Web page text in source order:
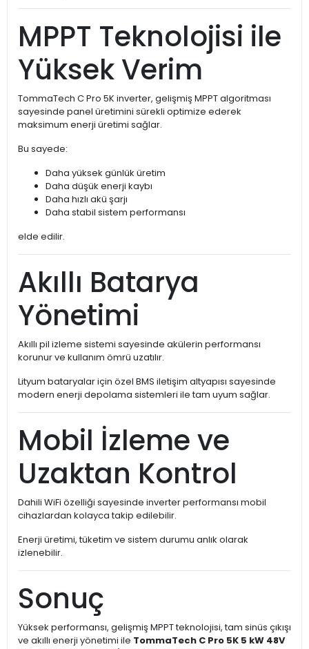
MPPT Teknolojisi ile
Yüksek Verim
TommaTech C Pro 5K inverter, gelişmiş MPPT algoritması
sayesinde panel üretimini sürekli optimize ederek
maksimum enerji üretimi sağlar.
Bu sayede:
Daha yüksek günlük üretim
Daha düşük enerji kaybı
Daha hızlı akü şarjı
Daha stabil sistem performansı
elde edilir.
Akıllı Batarya
Yönetimi
Akıllı pil izleme sistemi sayesinde akülerin performansı
korunur ve kullanım ömrü uzatılır.
Lityum bataryalar için özel BMS iletişim altyapısı sayesinde
modern enerji depolama sistemleri ile tam uyum sağlar.
Mobil İzleme ve
Uzaktan Kontrol
Dahili WiFi özelliği sayesinde inverter performansı mobil
cihazlardan kolayca takip edilebilir.
Enerji üretimi, tüketim ve sistem durumu anlık olarak
izlenebilir.
Sonuç
Yüksek performansı, gelişmiş MPPT teknolojisi, tam sinüs çıkışı
ve akıllı enerji yönetimi ile TommaTech C Pro 5K 5 kW 48V